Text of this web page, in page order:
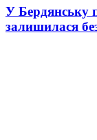
У Бердянську
залишилася